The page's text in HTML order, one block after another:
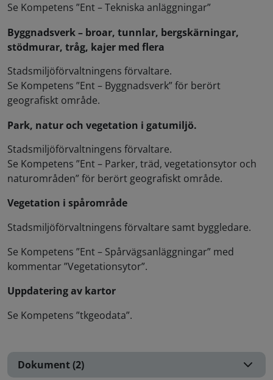
Se Kompetens ”Ent – Tekniska anläggningar”
Byggnadsverk – broar, tunnlar, bergskärningar,
stödmurar, tråg, kajer med flera
Stadsmiljöförvaltningens förvaltare.
Se Kompetens ”Ent – Byggnadsverk” för berört
geografiskt område.
Park, natur och vegetation i gatumiljö.
Stadsmiljöförvaltningens förvaltare.
Se Kompetens ”Ent – Parker, träd, vegetationsytor och
naturområden” för berört geografiskt område.
Vegetation i spårområde
Stadsmiljöförvaltningens förvaltare samt byggledare.
Se Kompetens ”Ent – Spårvägsanläggningar” med
kommentar ”Vegetationsytor”.
Uppdatering av kartor
Se Kompetens ”tkgeodata”.
Dokument (2)